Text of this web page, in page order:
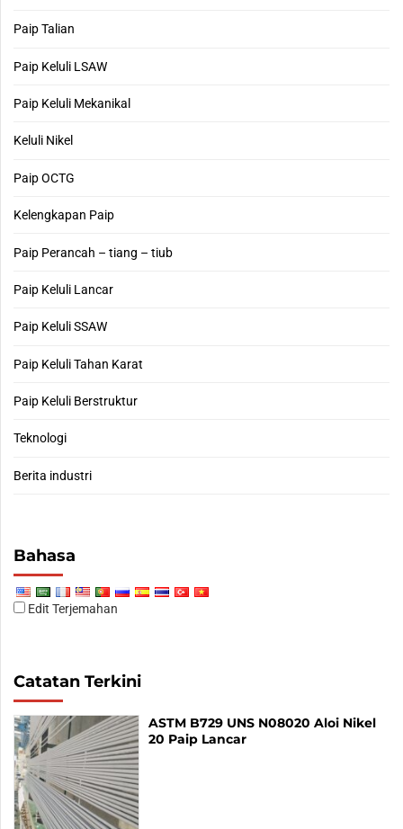
Paip Talian
Paip Keluli LSAW
Paip Keluli Mekanikal
Keluli Nikel
Paip OCTG
Kelengkapan Paip
Paip Perancah – tiang – tiub
Paip Keluli Lancar
Paip Keluli SSAW
Paip Keluli Tahan Karat
Paip Keluli Berstruktur
Teknologi
Berita industri
Bahasa
Edit Terjemahan
Catatan Terkini
ASTM B729 UNS N08020 Aloi Nikel
20 Paip Lancar